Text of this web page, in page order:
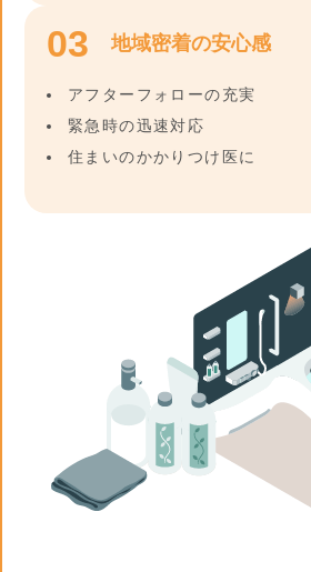
03 地域密着の安心感
アフターフォローの充実
緊急時の迅速対応
住まいのかかりつけ医に